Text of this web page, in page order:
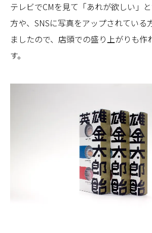
テレビでCMを見て「あれが欲しい」
方や、SNSに写真をアップされている
ましたので、店頭での盛り上がりも作
す。